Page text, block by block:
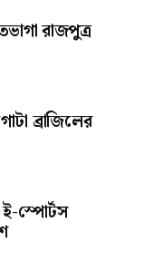
রাজপুত্র
ব্রাজিলের
স্পোর্টস